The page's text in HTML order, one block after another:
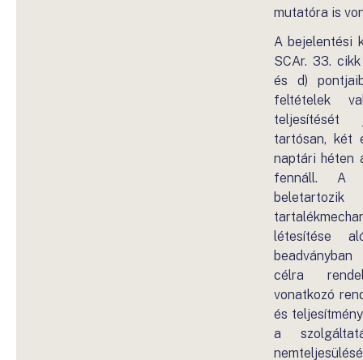
mutatóra is
A bejelentési
SCAr. 33.
és d)
feltételek
teljesítését
tartósan, két
naptári héten
fennáll. A
létesítése
célra
vonatkozó
és
a